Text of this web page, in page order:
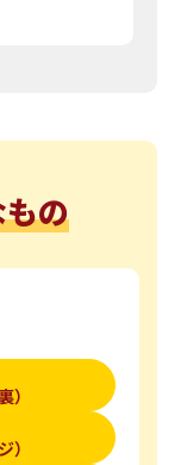
の
）
）